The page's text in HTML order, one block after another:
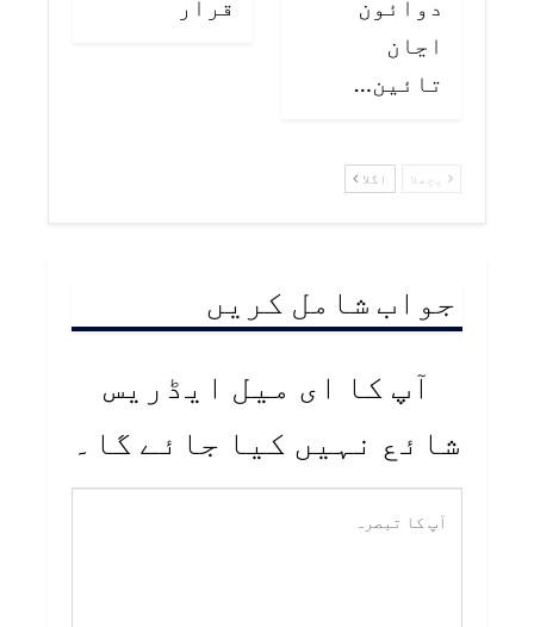
دوائون
اڃان
تائين…
قرار
پچھلا اگلا
جواب شامل کریں
آپ کا ای میل ایڈریس
شائع نہیں کیا جائے گا۔